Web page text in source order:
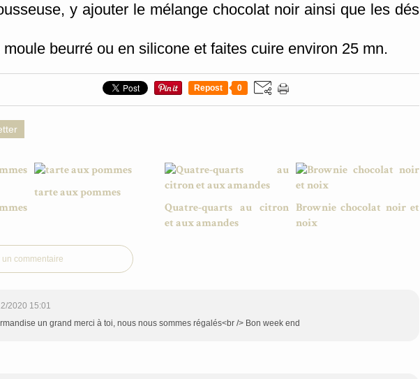
y ajouter le mélange chocolat noir ainsi que les dés
beurré ou en silicone et faites cuire environ 25 mn.
Repost 0
tarte aux pommes
Quatre-quarts au citron
et aux amandes
Brownie chocolat noir et
noix
un commentaire
2020 15:01
un grand merci à toi, nous nous sommes régalés<br /> Bon week end